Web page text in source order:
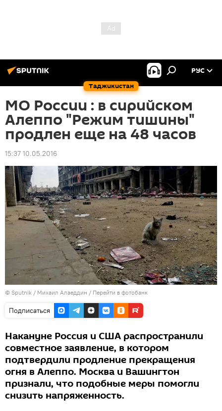
Таджикистан
РУС
МО России : в сирийском
Алеппо "Режим тишины"
продлен еще на 48 часов
15:37 10.05.2016
© Sputnik / Михаил Алаеддин / Перейти в фотобанк
Подписаться
Накануне Россия и США распространили
совместное заявление, в котором
подтвердили продление прекращения
огня в Алеппо. Москва и Вашингтон
признали, что подобные меры помогли
снизить напряженность.